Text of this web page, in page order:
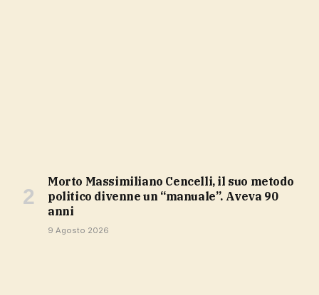
Morto Massimiliano Cencelli, il suo metodo
politico divenne un “manuale”. Aveva 90
anni
9 Agosto 2026